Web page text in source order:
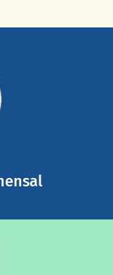
a sua ajuda